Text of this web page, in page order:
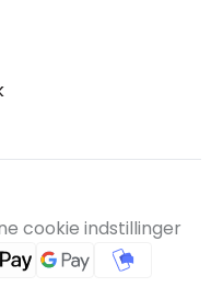
cookie indstillinger